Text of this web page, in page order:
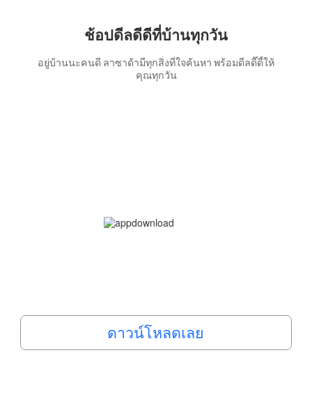
ช้อปดีลดีดีที่บ้านทุกวัน
อยู่บ้านนะคนดี ลาซาด้ามีทุกสิ่งที่ใจค้นหา พร้อมดีลดี๊ดี้ให้
คุณทุกวัน
ดาวน์โหลดเลย